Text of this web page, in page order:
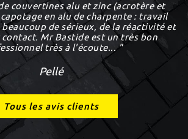
couvertines alu et zinc (acrotère et
en alu de charpente : travail
de sérieux, de la réactivité et
Mr Bastide est un très bon
très à l'écoute... "
Pellé
Tous les avis clients